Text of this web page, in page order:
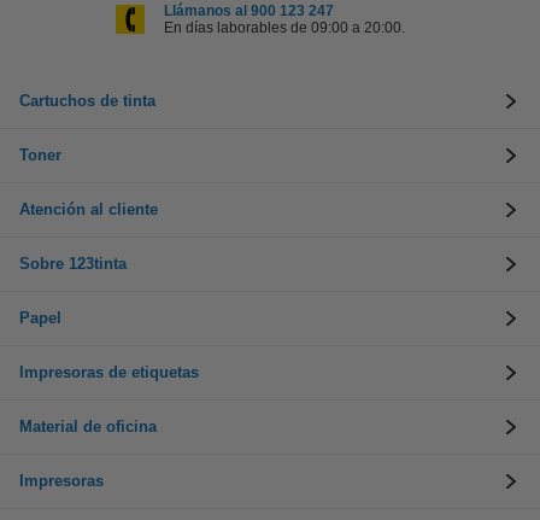
Llámanos al 900 123 247
En días laborables de 09:00 a 20:00.
Cartuchos de tinta
Toner
Atención al cliente
Sobre 123tinta
Papel
Impresoras de etiquetas
Material de oficina
Impresoras